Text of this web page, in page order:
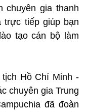
chuyên gia thanh
trực tiếp giúp bạn
tạo cán bộ làm
Hồ Chí Minh -
chuyên gia Trung
đã đoàn